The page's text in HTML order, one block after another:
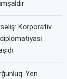
Korporativ
Yen